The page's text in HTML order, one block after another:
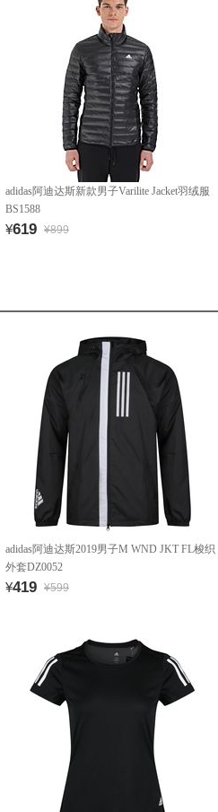
adidas阿迪达斯新款男子Varilite Jacket羽绒服
BS1588
¥619 ¥899
adidas阿迪达斯2019男子M WND JKT FL梭织
外套DZ0052
¥419 ¥599